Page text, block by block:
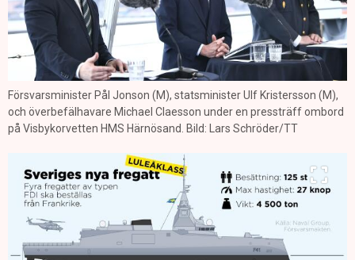
Försvarsminister Pål Jonson (M), statsminister Ulf Kristersson (M),
och överbefälhavare Michael Claesson under en pressträff ombord
på Visbykorvetten HMS Härnösand. Bild: Lars Schröder/TT